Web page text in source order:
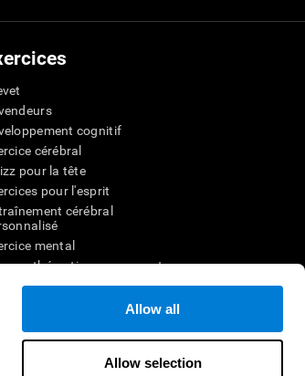
Allow all
Allow selection
cognitif
cérébral
pour la tête
pour l'esprit
cérébral
mental
mathématiques amusants
de lecture
de QI